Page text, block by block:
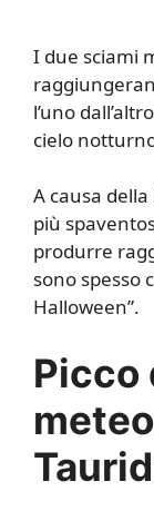
I due sciami
l’uno
cielo
A causa
più
produrre
sono spesso
Halloween”.
Picco